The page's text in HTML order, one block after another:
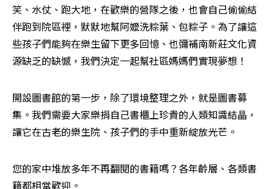
笑、水仗、跑大地，在歡樂的營隊之後，也會自己偷偷結
伴跑到院區裡，默默地幫阿嬤洗粽葉、包粽子。為了讓這
些孩子們能夠在樂生留下更多回憶、也彌補南新莊文化資
源缺乏的缺憾，我們決定一起幫社區媽媽們實現夢想！
開設圖書館的第一步，除了環境整理之外，就是圖書募
集。我們需要大家樂捐自己書櫃上珍貴的人類知識結晶，
讓它在古老的樂生院、孩子們的手中重新綻放光芒。
您的家中堆放多年不再翻閱的書籍嗎？各年齡層、各類書
籍都相當歡迎。